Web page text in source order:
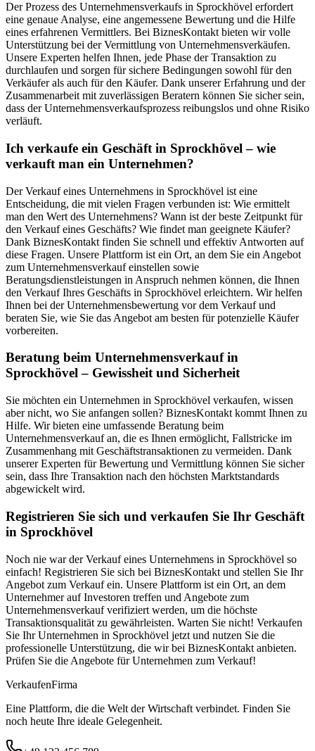
Der Prozess des Unternehmensverkaufs in Sprockhövel erfordert
eine genaue Analyse, eine angemessene Bewertung und die Hilfe
eines erfahrenen Vermittlers. Bei BiznesKontakt bieten wir volle
Unterstützung bei der Vermittlung von Unternehmensverkäufen.
Unsere Experten helfen Ihnen, jede Phase der Transaktion zu
durchlaufen und sorgen für sichere Bedingungen sowohl für den
Verkäufer als auch für den Käufer. Dank unserer Erfahrung und der
Zusammenarbeit mit zuverlässigen Beratern können Sie sicher sein,
dass der Unternehmensverkaufsprozess reibungslos und ohne Risiko
verläuft.
Ich verkaufe ein Geschäft in Sprockhövel – wie
verkauft man ein Unternehmen?
Der Verkauf eines Unternehmens in Sprockhövel ist eine
Entscheidung, die mit vielen Fragen verbunden ist: Wie ermittelt
man den Wert des Unternehmens? Wann ist der beste Zeitpunkt für
den Verkauf eines Geschäfts? Wie findet man geeignete Käufer?
Dank BiznesKontakt finden Sie schnell und effektiv Antworten auf
diese Fragen. Unsere Plattform ist ein Ort, an dem Sie ein Angebot
zum Unternehmensverkauf einstellen sowie
Beratungsdienstleistungen in Anspruch nehmen können, die Ihnen
den Verkauf Ihres Geschäfts in Sprockhövel erleichtern. Wir helfen
Ihnen bei der Unternehmensbewertung vor dem Verkauf und
beraten Sie, wie Sie das Angebot am besten für potenzielle Käufer
vorbereiten.
Beratung beim Unternehmensverkauf in
Sprockhövel – Gewissheit und Sicherheit
Sie möchten ein Unternehmen in Sprockhövel verkaufen, wissen
aber nicht, wo Sie anfangen sollen? BiznesKontakt kommt Ihnen zu
Hilfe. Wir bieten eine umfassende Beratung beim
Unternehmensverkauf an, die es Ihnen ermöglicht, Fallstricke im
Zusammenhang mit Geschäftstransaktionen zu vermeiden. Dank
unserer Experten für Bewertung und Vermittlung können Sie sicher
sein, dass Ihre Transaktion nach den höchsten Marktstandards
abgewickelt wird.
Registrieren Sie sich und verkaufen Sie Ihr Geschäft
in Sprockhövel
Noch nie war der Verkauf eines Unternehmens in Sprockhövel so
einfach! Registrieren Sie sich bei BiznesKontakt und stellen Sie Ihr
Angebot zum Verkauf ein. Unsere Plattform ist ein Ort, an dem
Unternehmer auf Investoren treffen und Angebote zum
Unternehmensverkauf verifiziert werden, um die höchste
Transaktionsqualität zu gewährleisten. Warten Sie nicht! Verkaufen
Sie Ihr Unternehmen in Sprockhövel jetzt und nutzen Sie die
professionelle Unterstützung, die wir bei BiznesKontakt anbieten.
Prüfen Sie die Angebote für Unternehmen zum Verkauf!
VerkaufenFirma
Eine Plattform, die die Welt der Wirtschaft verbindet. Finden Sie
noch heute Ihre ideale Gelegenheit.